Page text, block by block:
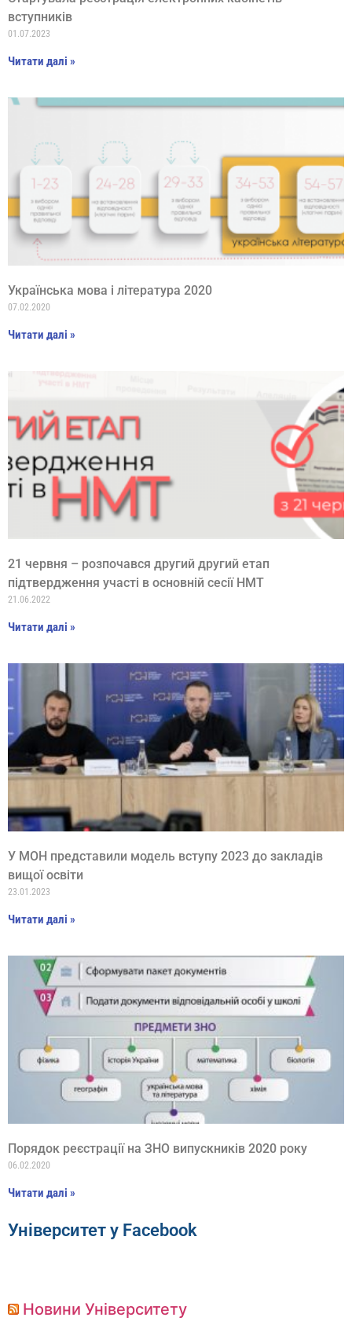
вступників
01.07.2023
Читати далі »
Українська мова і література 2020
07.02.2020
Читати далі »
21 червня – розпочався другий другий етап
підтвердження участі в основній сесії НМТ
21.06.2022
Читати далі »
У МОН представили модель вступу 2023 до закладів
вищої освіти
23.01.2023
Читати далі »
Порядок реєстрації на ЗНО випускників 2020 року
06.02.2020
Читати далі »
Університет у Facebook
Новини Університету